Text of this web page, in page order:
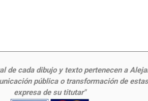
de cada dibujo y texto pertenecen a
pública o transformación de
expresa de su titutar"